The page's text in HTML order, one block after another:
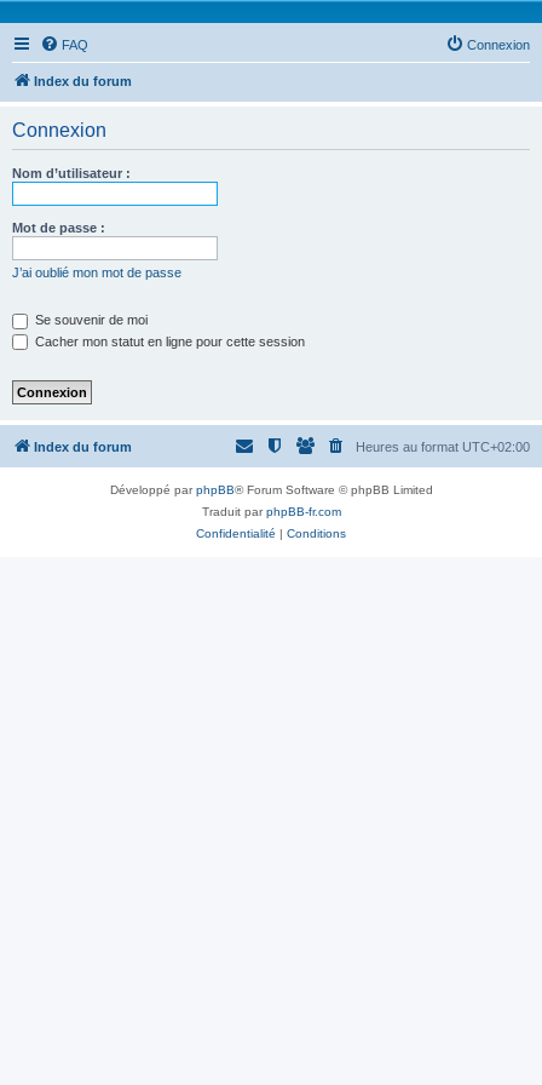
FAQ Connexion
Index du forum
Connexion
Nom d’utilisateur :
Mot de passe :
J’ai oublié mon mot de passe
Se souvenir de moi
Cacher mon statut en ligne pour cette session
Index du forum Heures au format UTC+02:00
Développé parphpBB® Forum Software © phpBB Limited
Traduit parphpBB-fr.com
Confidentialité | Conditions